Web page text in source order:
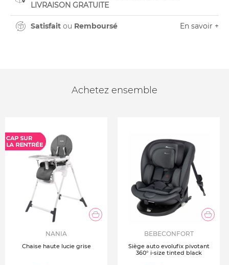
LIVRAISON GRATUITE
Satisfait ou Remboursé En savoir +
Achetez ensemble
NANIA
Chaise haute lucie grise
BEBECONFORT
Siège auto evolufix pivotant
360° i-size tinted black